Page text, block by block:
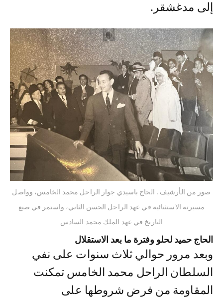
إلى مدغشقر.
صور من الأرشيف . الحاج باسيدي جوار الراحل محمد الخامس، وواصل
مسيرته الاستثنائية في عهد الراحل الحسن الثاني، واستمر في صنع
التاريخ في عهد الملك محمد السادس
الحاج حميد لحلو وفترة ما بعد الاستقلال
وبعد مرور حوالي ثلاث سنوات على نفي
السلطان الراحل محمد الخامس تمكنت
المقاومة من فرض شروطها على